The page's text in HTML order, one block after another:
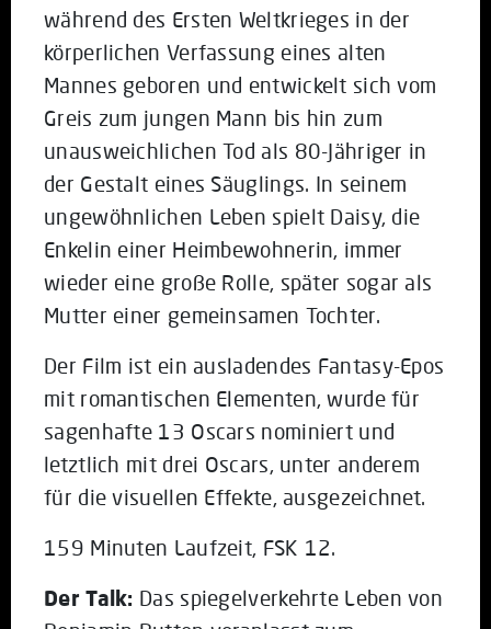
während des Ersten Weltkrieges in der
körperlichen Verfassung eines alten
Mannes geboren und entwickelt sich vom
Greis zum jungen Mann bis hin zum
unausweichlichen Tod als 80-Jähriger in
der Gestalt eines Säuglings. In seinem
ungewöhnlichen Leben spielt Daisy, die
Enkelin einer Heimbewohnerin, immer
wieder eine große Rolle, später sogar als
Mutter einer gemeinsamen Tochter.
Der Film ist ein ausladendes Fantasy-Epos
mit romantischen Elementen, wurde für
sagenhafte 13 Oscars nominiert und
letztlich mit drei Oscars, unter anderem
für die visuellen Effekte, ausgezeichnet.
159 Minuten Laufzeit, FSK 12.
Der Talk: Das spiegelverkehrte Leben von